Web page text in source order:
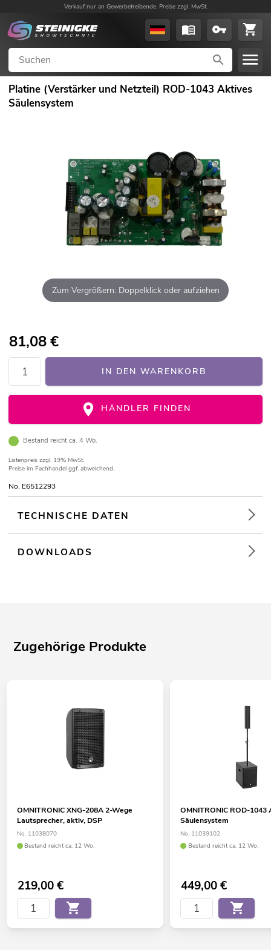
Verkauf nur an Gewerbetreibende. Preise zzgl. MwSt.
Platine (Verstärker und Netzteil) ROD-1043 Aktives
Säulensystem
Zum Vergrößern: Doppelklick oder aufziehen
81,08€
IN DEN WARENKORB
HÄNDLER FINDEN
Bestand reicht ca. 4 Wo.
Listenpreis zzgl. 19% MwSt.
Preise im Fachhandel ggf. abweichend.
No. E6512293
TECHNISCHE DATEN
DOWNLOADS
Zugehörige Produkte
OMNITRONIC XNG-208A 2-Wege
Lautsprecher, aktiv, DSP
No. 11038070
Bestand reicht ca. 12 Wo.
219,00€
OMNITRONIC ROD-1043
Säulensystem
No. 11039102
Bestand reicht ca. 12 Wo.
449,00€